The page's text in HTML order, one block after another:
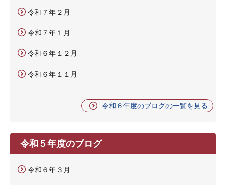
令和７年２月
令和７年１月
令和６年１２月
令和６年１１月
令和６年度のブログの一覧を見る
令和５年度のブログ
令和６年３月